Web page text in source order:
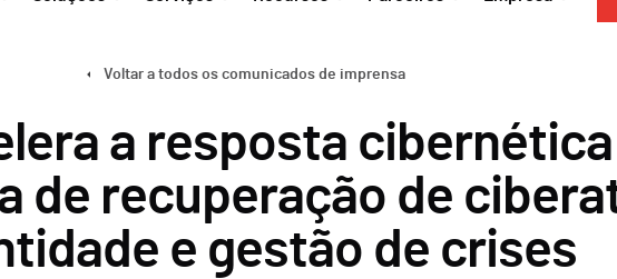
Voltar a todos os comunicados de imprensa
a resposta
de recuperação de
e gestão de crises